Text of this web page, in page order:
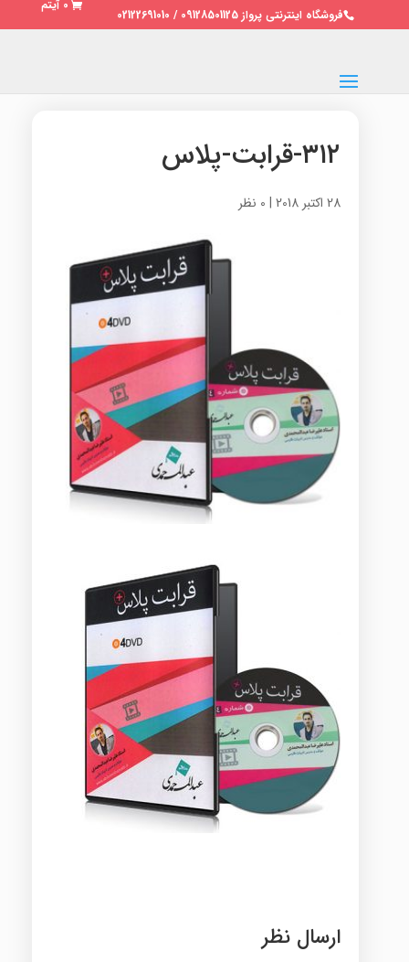
فروشگاه اینترنتی پرواز 09128501125 / 02122691010
0 آیتم
۳۱۲-قرابت-پلاس
28 اکتبر 2018 | 0 نظر
ارسال نظر